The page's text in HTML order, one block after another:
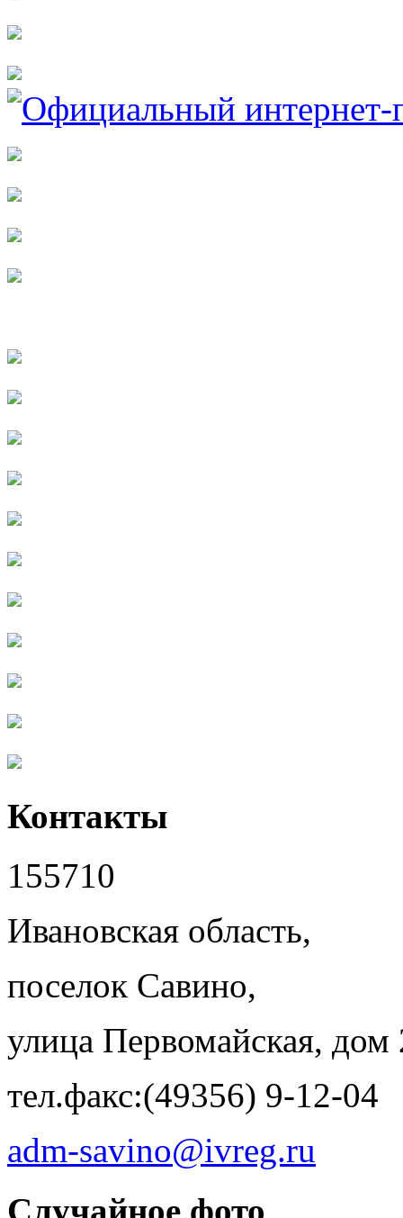
Контакты
155710
Ивановская область,
поселок Савино,
улица Первомайская, дом
тел.факс:(49356) 9-12-04
adm-savino@ivreg.ru
Случайное фото